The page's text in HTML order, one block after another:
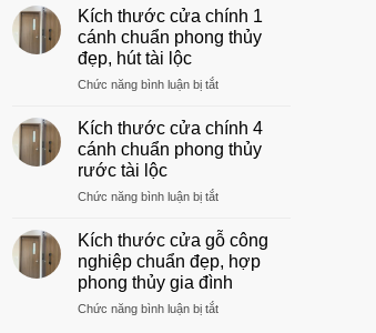
sang
trọng
nhất
cửa
Hướng
chọn
gỗ
phù
hợp
ấm
bạn
Kích thước cửa chính 1
cánh chuẩn phong thủy
đẹp, hút tài lộc
Chức năng bình luận bị tắtở
thước
cửa
chính
cánh
phong
thủy
đẹp,
hút
tài
Kích thước cửa chính 4
cánh chuẩn phong thủy
rước tài lộc
Chức năng bình luận bị tắtở
thước
cửa
chính
4
cánh
Kích thước cửa gỗ công
nghiệp chuẩn đẹp, hợp
phong thủy gia đình
Chức năng bình luận bị tắtở